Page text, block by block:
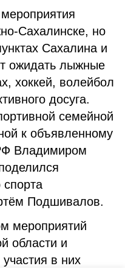
Сахалинске, но
Сахалина и
ожидать лыжные
хоккей, волейбол
досуга.
семейной
к объявленному
Владимиром
Подшивалов.
мероприятий
области и
в них